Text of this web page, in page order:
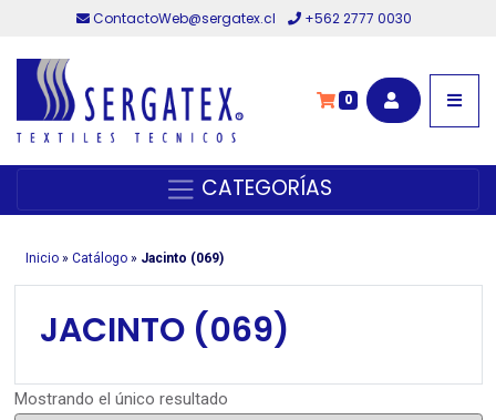
ContactoWeb@sergatex.cl +562 2777 0030
0
CATEGORÍAS
Inicio» Catálogo» Jacinto (069)
JACINTO (069)
Mostrando el único resultado